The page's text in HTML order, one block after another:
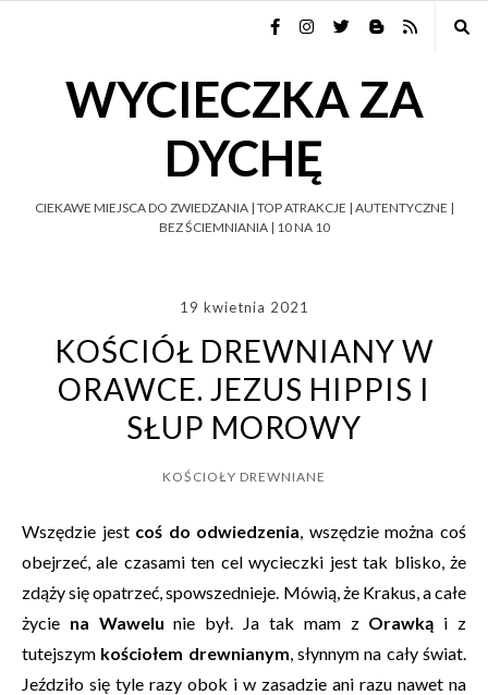
WYCIECZKA ZA
DYCHĘ
CIEKAWE MIEJSCA DO ZWIEDZANIA | TOP ATRAKCJE | AUTENTYCZNE |
BEZ ŚCIEMNIANIA | 10 NA 10
19 kwietnia 2021
KOŚCIÓŁ DREWNIANY W
ORAWCE. JEZUS HIPPIS I
SŁUP MOROWY
KOŚCIOŁY DREWNIANE
Wszędzie jest coś do odwiedzenia, wszędzie można coś
obejrzeć, ale czasami ten cel wycieczki jest tak blisko, że
zdąży się opatrzeć, spowszednieje. Mówią, że Krakus, a całe
życie na Wawelu nie był. Ja tak mam z Orawką i z
tutejszym kościołem drewnianym, słynnym na cały świat.
Jeździło się tyle razy obok i w zasadzie ani razu nawet na